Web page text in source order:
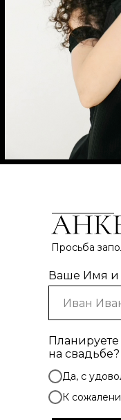
Ваше Имя
Планируете
на свадьбе?
Да, с
К
Просьба